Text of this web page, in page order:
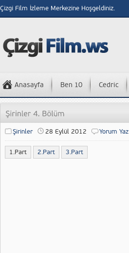
Çizgi Film İzleme Merkezine Hoşgeldiniz.
Anasayfa Ben 10 Cedric
Şirinler 28 Eylül 2012 Yorum Yaz
1.Part 2.Part 3.Part